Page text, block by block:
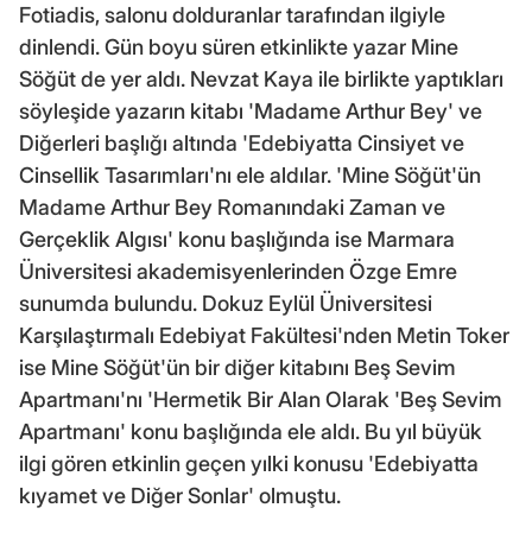
Fotiadis, salonu dolduranlar tarafından ilgiyle
dinlendi. Gün boyu süren etkinlikte yazar Mine
Söğüt de yer aldı. Nevzat Kaya ile birlikte yaptıkları
söyleşide yazarın kitabı 'Madame Arthur Bey' ve
Diğerleri başlığı altında 'Edebiyatta Cinsiyet ve
Cinsellik Tasarımları'nı ele aldılar. 'Mine Söğüt'ün
Madame Arthur Bey Romanındaki Zaman ve
Gerçeklik Algısı' konu başlığında ise Marmara
Üniversitesi akademisyenlerinden Özge Emre
sunumda bulundu. Dokuz Eylül Üniversitesi
Karşılaştırmalı Edebiyat Fakültesi'nden Metin Toker
ise Mine Söğüt'ün bir diğer kitabını Beş Sevim
Apartmanı'nı 'Hermetik Bir Alan Olarak 'Beş Sevim
Apartmanı' konu başlığında ele aldı. Bu yıl büyük
ilgi gören etkinlin geçen yılki konusu 'Edebiyatta
kıyamet ve Diğer Sonlar' olmuştu.